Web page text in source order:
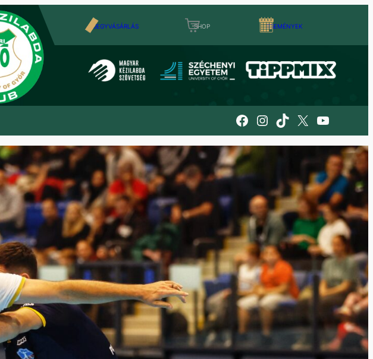
JEGYVÁSÁRLÁS SHOP ESEMÉNYEK
Facebook
Instagram
TikTok
X YouTube